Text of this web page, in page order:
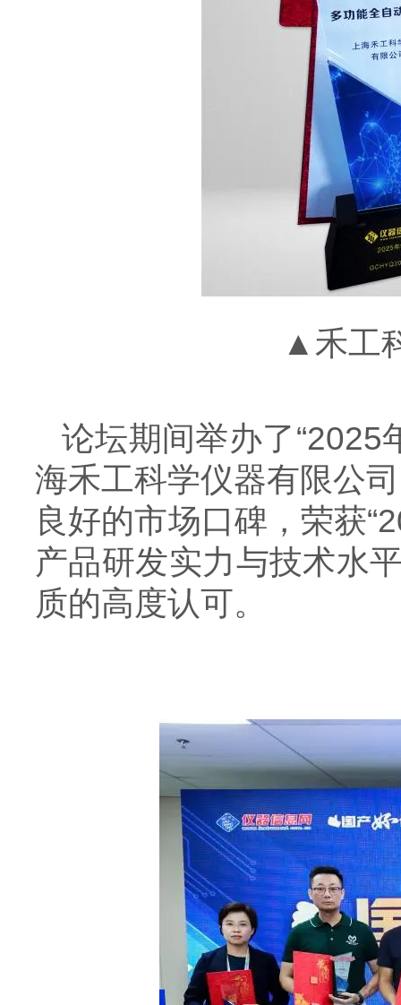
▲禾工
论坛期间举办了“2025
海禾工科学仪器有限公
良好的市场口碑，荣获
产品研发实力与技术水
质的高度认可。